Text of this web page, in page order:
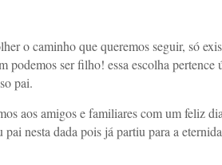
o caminho que queremos seguir, só
podemos ser filho! essa escolha pertence
pai.
aos amigos e familiares com um feliz
pai nesta dada pois já partiu para a